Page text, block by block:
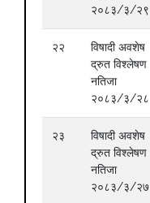
२०८३/३/२९
२२
विषादी अवशेष
द्रुत विश्लेषण
नतिजा
२०८३/३/२८
२३
विषादी अवशेष
द्रुत विश्लेषण
नतिजा
२०८३/३/२७